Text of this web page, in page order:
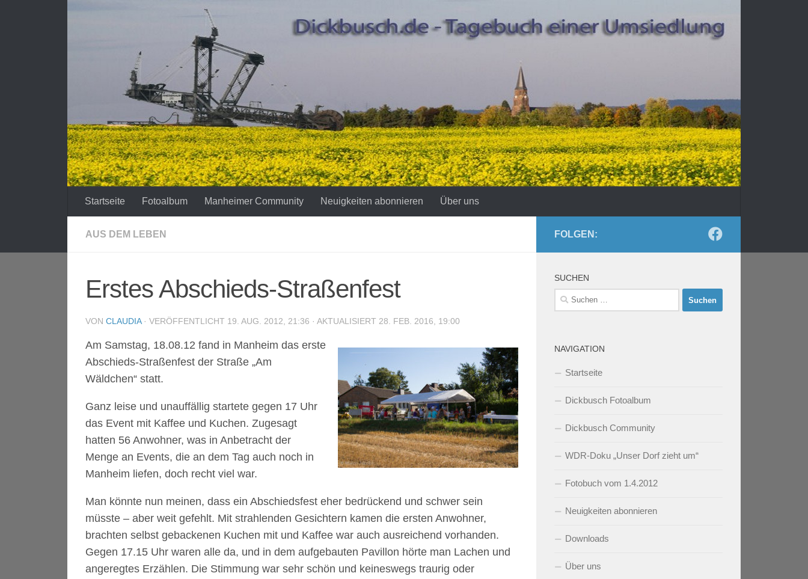
Startseite Fotoalbum Manheimer Community Neuigkeiten abonnieren Über uns
AUS DEM LEBEN
Erstes Abschieds-Straßenfest
VON CLAUDIA · VERÖFFENTLICHT 19. AUG. 2012, 21:36 · AKTUALISIERT 28. FEB. 2016, 19:00
Am Samstag, 18.08.12 fand in Manheim das erste
Abschieds-Straßenfest der Straße „Am
Wäldchen“ statt.
Ganz leise und unauffällig startete gegen 17 Uhr
das Event mit Kaffee und Kuchen. Zugesagt
hatten 56 Anwohner, was in Anbetracht der
Menge an Events, die an dem Tag auch noch in
Manheim liefen, doch recht viel war.
Man könnte nun meinen, dass ein Abschiedsfest eher bedrückend und schwer sein
müsste – aber weit gefehlt. Mit strahlenden Gesichtern kamen die ersten Anwohner,
brachten selbst gebackenen Kuchen mit und Kaffee war auch ausreichend vorhanden.
Gegen 17.15 Uhr waren alle da, und in dem aufgebauten Pavillon hörte man Lachen und
angeregtes Erzählen. Die Stimmung war sehr schön und keineswegs traurig oder
FOLGEN:
SUCHEN
Suchen
nach:
NAVIGATION
Startseite
Dickbusch Fotoalbum
Dickbusch Community
WDR-Doku „Unser Dorf zieht um“
Fotobuch vom 1.4.2012
Neuigkeiten abonnieren
Downloads
Über uns